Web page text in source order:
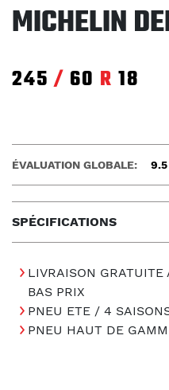
MICHELIN
245 / 60 R 18
SPÉCIFICATIONS
ÉVALUATION GLOBALE: 9.5
LIVRAISON
BAS PRIX
PNEU ETE / 4
PNEU HAUT DE